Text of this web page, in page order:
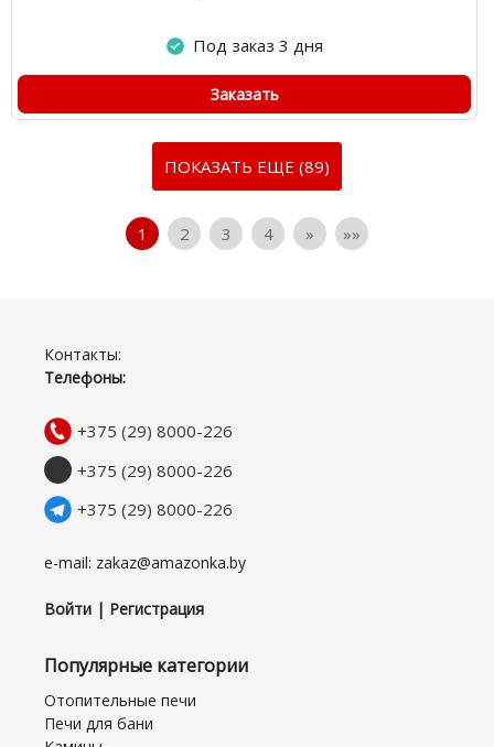
Под заказ 3 дня
Заказать
ПОКАЗАТЬ ЕЩЕ (89)
1 2 3 4 » »»
Контакты:
Телефоны:
+375 (29) 8000-226
+375 (29) 8000-226
+375 (29) 8000-226
e-mail: zakaz@amazonka.by
Войти | Регистрация
Популярные категории
Отопительные печи
Печи для бани